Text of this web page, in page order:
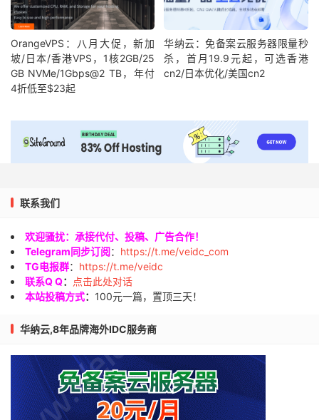
OrangeVPS：八月大促，新加
坡/日本/香港VPS，1核2GB/25
GB NVMe/1Gbps@2 TB，年付
4折低至$23起
华纳云：免备案云服务器限量秒
杀，首月19.9元起，可选香港
cn2/日本优化/美国cn2
联系我们
欢迎骚扰：承接代付、投稿、广告合作！
Telegram同步订阅： https://t.me/veidc_com
TG电报群： https://t.me/veidc
联系Q Q：
点击此处对话
本站投稿方式： 100元一篇，置顶三天！
华纳云,8年品牌海外IDC服务商